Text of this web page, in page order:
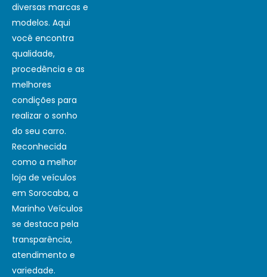
diversas marcas e
modelos. Aqui
você encontra
qualidade,
procedência e as
melhores
condições para
realizar o sonho
do seu carro.
Reconhecida
como a melhor
loja de veículos
em Sorocaba, a
Marinho Veículos
se destaca pela
transparência,
atendimento e
variedade.